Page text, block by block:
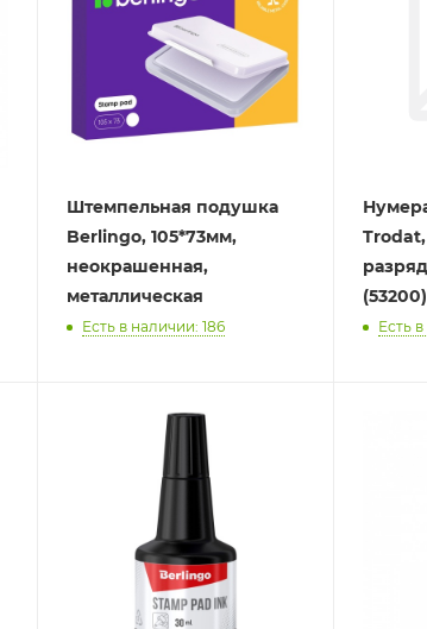
Штемпельная подушка
Berlingo, 105*73мм,
неокрашенная,
металлическая
Есть в наличии: 186
(53200)
Есть